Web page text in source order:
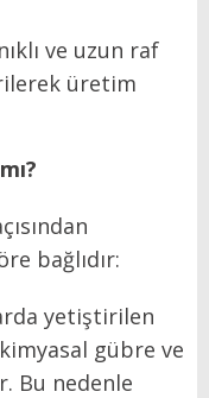
ve uzun raf
üretim
bağlıdır:
yetiştirilen
gübre ve
Bu nedenle